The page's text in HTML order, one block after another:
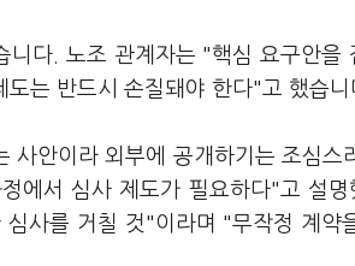
니다. 노조 관계자는 "핵심 요구안을
도는 반드시 손질돼야 한다"고 했습
사안이라 외부에 공개하기는 조심스
에서 심사 제도가 필요하다"고 설명
사를 거칠 것"이라며 "무작정 계약